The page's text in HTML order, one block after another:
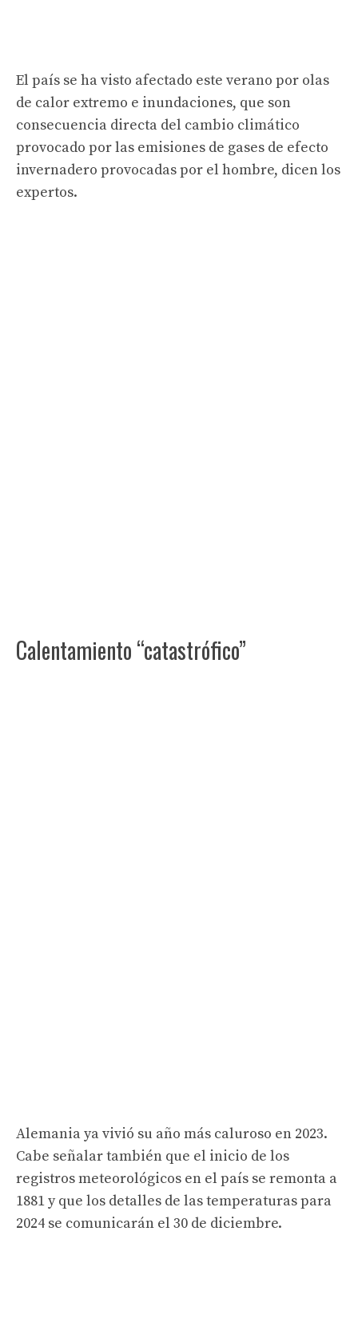
El país se ha visto afectado este verano por olas
de calor extremo e inundaciones, que son
consecuencia directa del cambio climático
provocado por las emisiones de gases de efecto
invernadero provocadas por el hombre, dicen los
expertos.
Calentamiento “catastrófico”
Alemania ya vivió su año más caluroso en 2023.
Cabe señalar también que el inicio de los
registros meteorológicos en el país se remonta a
1881 y que los detalles de las temperaturas para
2024 se comunicarán el 30 de diciembre.